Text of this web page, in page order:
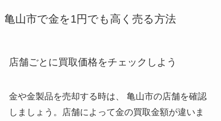
亀山市で金を1円でも高く売る方法
店舗ごとに買取価格をチェックしよう
金や金製品を売却する時は、 亀山市の店舗を確認
しましょう。店舗によって金の買取金額が違いま